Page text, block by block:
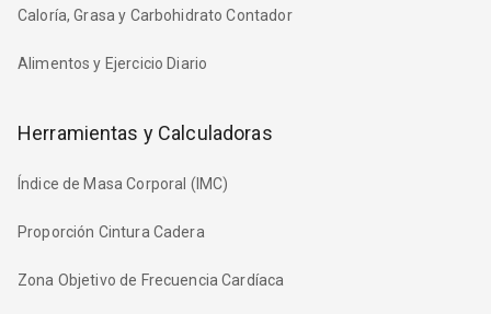
Caloría, Grasa y Carbohidrato Contador
Alimentos y Ejercicio Diario
Herramientas y Calculadoras
Índice de Masa Corporal (IMC)
Proporción Cintura Cadera
Zona Objetivo de Frecuencia Cardíaca